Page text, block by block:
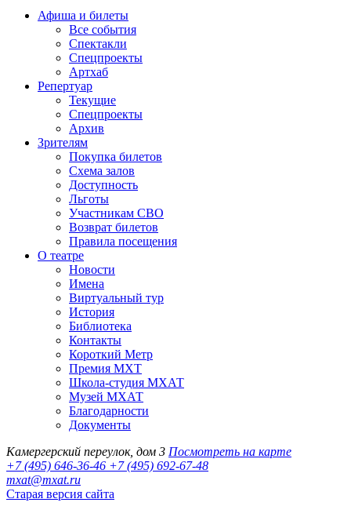
Афиша и билеты
Все события
Спектакли
Спецпроекты
Артхаб
Репертуар
Текущие
Спецпроекты
Архив
Зрителям
Покупка билетов
Схема залов
Доступность
Льготы
Участникам СВО
Возврат билетов
Правила посещения
О театре
Новости
Имена
Виртуальный тур
История
Библиотека
Контакты
Короткий Метр
Премия МХТ
Школа-студия МХАТ
Музей МХАТ
Благодарности
Документы
Камергерский переулок, дом 3 Посмотреть на карте
+7 (495) 646-36-46 +7 (495) 692-67-48‬
mxat@mxat.ru
Старая версия сайта